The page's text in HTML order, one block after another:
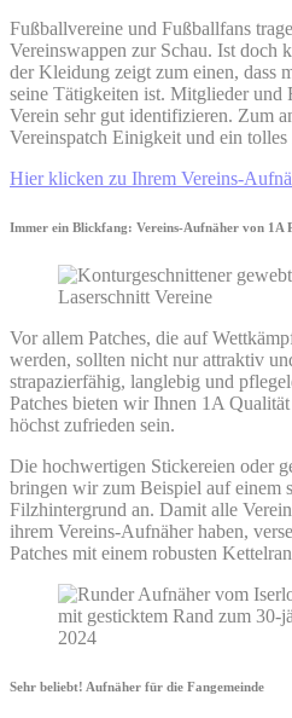
Fußballvereine und Fußballfans
Vereinswappen zur Schau. Ist doch
der Kleidung zeigt zum einen, dass
seine Tätigkeiten ist. Mitglieder und
Verein sehr gut identifizieren. Zum
Vereinspatch Einigkeit und ein
Hier klicken zu Ihrem Vereins-
Immer ein Blickfang: Vereins-Aufnäher von 1A
Vor allem Patches, die auf
werden, sollten nicht nur attraktiv
strapazierfähig, langlebig und
Patches bieten wir Ihnen 1A
höchst zufrieden sein.
Die hochwertigen Stickereien oder
bringen wir zum Beispiel auf einem
Filzhintergrund an. Damit alle
ihrem Vereins-Aufnäher haben,
Patches mit einem robusten
Sehr beliebt! Aufnäher für die Fangemeinde